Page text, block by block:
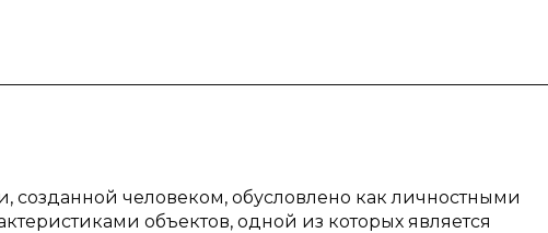
созданной человеком, обусловлено как личностными
объектов, одной из которых является